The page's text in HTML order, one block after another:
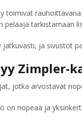
toimivat
pelaaja tarkistamaan
jatkuvasti, ja sivustot
Zimpler-
jotka arvostavat
on nopeaa ja